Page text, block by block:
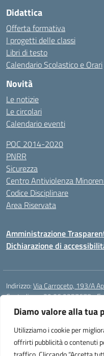
Diamo valore alla tua
Utilizziamo i cookie per
offrirti pubblicità o contenuti
Didattica
Offerta formativa
I progetti delle classi
Libri di testo
Calendario Scolastico e Orari
Novità
Le notizie
Le circolari
Calendario eventi
POC 2014-2020
PNRR
Sicurezza
Centro Antiviolenza
Codice Disciplinare
Area Riservata
Amministrazione
Dichiarazione di
Indirizzo:Via Carroceto, 193/A
Centralino:+39 06 9257678
Posta elettronica certificata (PEC):
Codice fiscale: 91001930592
Codice meccanografico: